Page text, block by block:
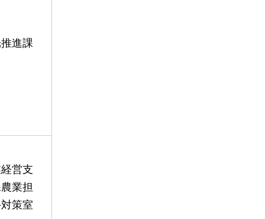
進課
営支
業担
策室